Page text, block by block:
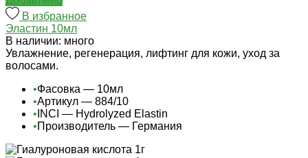
В избранное
Эластин 10мл
В наличии: много
Увлажнение, регенерация, лифтинг для кожи, уход за
волосами.
•Фасовка — 10мл
•Артикул — 884/10
• INCI — Hydrolyzed Elastin
•Производитель — Германия